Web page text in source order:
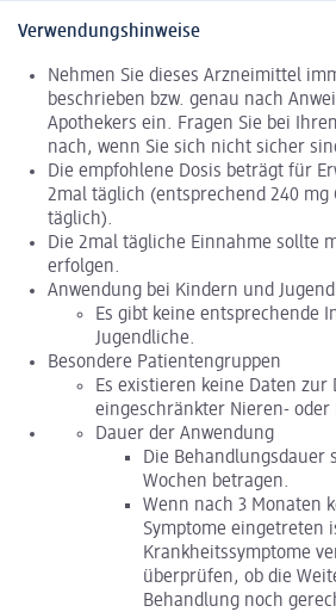
Verwendungshinweise
Nehmen Sie dieses Arzneimittel
beschrieben bzw. genau nach
Apothekers ein. Fragen Sie bei
nach, wenn Sie sich nicht sicher
Die empfohlene Dosis beträgt für
2mal täglich (entsprechend 240 mg
täglich).
Die 2mal tägliche Einnahme sollte
erfolgen.
Anwendung bei Kindern und
Es gibt keine entsprechende
Jugendliche.
Besondere Patientengruppen
Es existieren keine Daten zur
eingeschränkter Nieren- oder
Dauer der Anwendung
Die Behandlungsdauer
Wochen betragen.
Wenn nach 3 Monaten
Symptome eingetreten
Krankheitssymptome
überprüfen, ob die
Behandlung noch